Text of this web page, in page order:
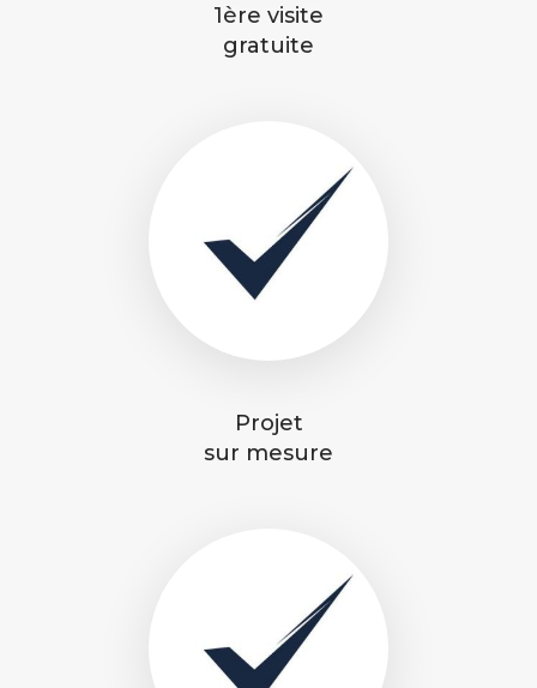
1ère visite
gratuite
Projet
sur mesure